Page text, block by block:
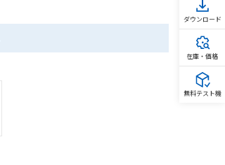
ダウンロード
在庫・価格
無料テスト機